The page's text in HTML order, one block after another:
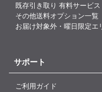
既存引き取り 有料サービス
その他送料オプション一覧
お届け対象外・曜日限定エ
サポート
ご利用ガイド